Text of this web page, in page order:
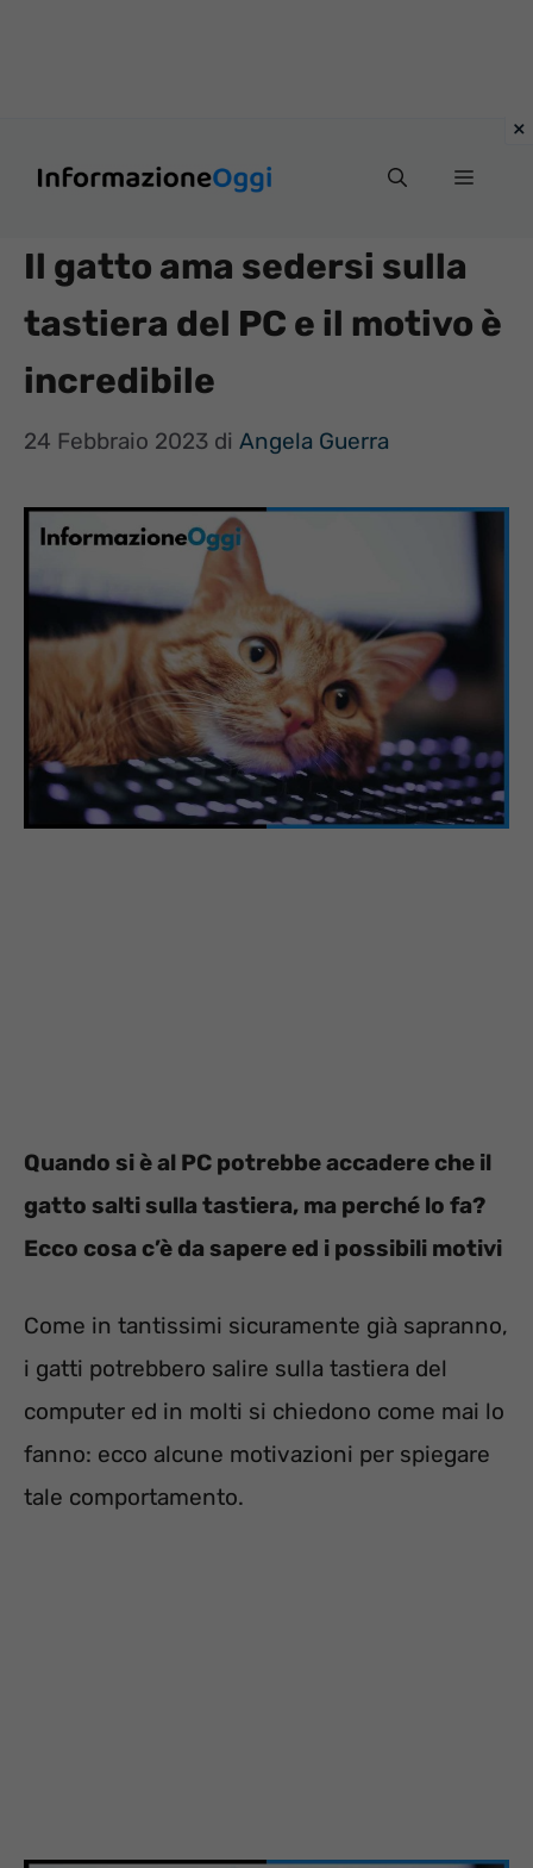
Menu
Il gatto ama sedersi sulla
tastiera del PC e il motivo è
incredibile
24 Febbraio 2023 di Angela Guerra
Quando si è al PC potrebbe accadere che il
gatto salti sulla tastiera, ma perché lo fa?
Ecco cosa c’è da sapere ed i possibili motivi
Come in tantissimi sicuramente già sapranno,
i gatti potrebbero salire sulla tastiera del
computer ed in molti si chiedono come mai lo
fanno: ecco alcune motivazioni per spiegare
tale comportamento.